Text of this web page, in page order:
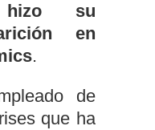
hizo su
en
.
de
que ha